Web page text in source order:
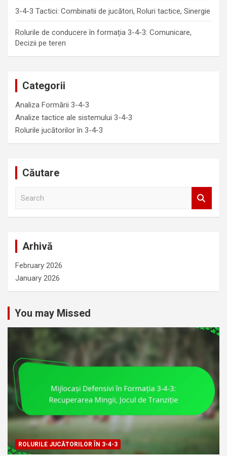
3-4-3 Tactici: Combinatii de jucători, Roluri tactice, Sinergie
Rolurile de conducere în formația 3-4-3: Comunicare,
Decizii pe teren
Categorii
Analiza Formării 3-4-3
Analize tactice ale sistemului 3-4-3
Rolurile jucătorilor în 3-4-3
Căutare
Arhivă
February 2026
January 2026
You may Missed
ROLURILE JUCĂTORILOR ÎN 3-4-3